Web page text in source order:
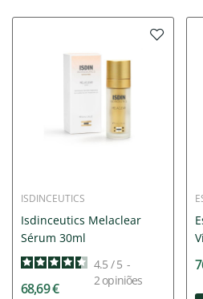
ISDINCEUTICS
Isdinceutics Melaclear
Sérum 30ml
4.5 / 5 -
2 opiniões
68,69 €